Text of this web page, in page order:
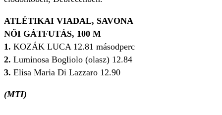
ATLÉTIKAI VIADAL, SAVONA
NŐI GÁTFUTÁS, 100 M
1. KOZÁK LUCA 12.81 másodperc
2. Luminosa Bogliolo (olasz) 12.84
3. Elisa Maria Di Lazzaro 12.90
(MTI)